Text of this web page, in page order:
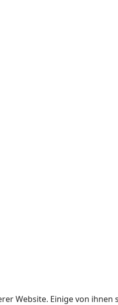
Website. Einige von